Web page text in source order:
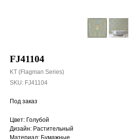
FJ41104
KT (Flagman Series)
SKU: FJ41104
Под заказ
Цвет: Голубой
Дизайн: Растительный
Материал: Бумажные